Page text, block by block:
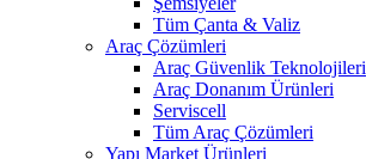
Tüm Çanta & Valiz
Araç Çözümleri
Araç Güvenlik Teknolojileri
Araç Donanım Ürünleri
Serviscell
Tüm Araç Çözümleri
Yapı Market Ürünleri